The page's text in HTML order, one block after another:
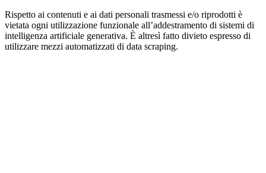
Rispetto ai contenuti e ai dati personali trasmessi e/o riprodotti è
vietata ogni utilizzazione funzionale all’addestramento di sistemi di
intelligenza artificiale generativa. È altresì fatto divieto espresso di
utilizzare mezzi automatizzati di data scraping.